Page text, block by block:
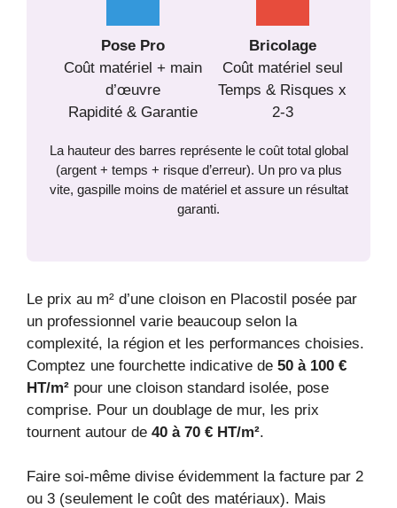
Pose Pro
Coût matériel + main
d’œuvre
Rapidité & Garantie
Bricolage
Coût matériel seul
Temps & Risques x
2-3
La hauteur des barres représente le coût total global
(argent + temps + risque d’erreur). Un pro va plus
vite, gaspille moins de matériel et assure un résultat
garanti.
Le prix au m² d’une cloison en Placostil posée par
un professionnel varie beaucoup selon la
complexité, la région et les performances choisies.
Comptez une fourchette indicative de 50 à 100 €
HT/m² pour une cloison standard isolée, pose
comprise. Pour un doublage de mur, les prix
tournent autour de 40 à 70 € HT/m².
Faire soi-même divise évidemment la facture par 2
ou 3 (seulement le coût des matériaux). Mais